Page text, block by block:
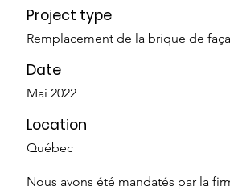
Project type
Remplacement de la brique de
Date
Mai 2022
Location
Québec
Nous avons été mandatés par la